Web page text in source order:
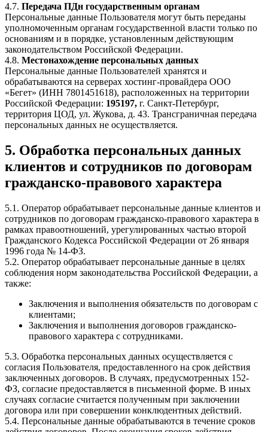
4.7. Передача ПДн государственным органам
Персональные данные Пользователя могут быть переданы
уполномоченным органам государственной власти только по
основаниям и в порядке, установленным действующим
законодательством Российской Федерации.
4.8. Местонахождение персональных данных
Персональные данные Пользователей хранятся и
обрабатываются на серверах хостинг-провайдера ООО
«Бегет» (ИНН 7801451618), расположенных на территории
Российской Федерации: 195197, г. Санкт-Петербург,
территория ЦОД, ул. Жукова, д. 43. Трансграничная передача
персональных данных не осуществляется.
5. Обработка персональных данных
клиентов и сотрудников по договорам
гражданско-правового характера
5.1. Оператор обрабатывает персональные данные клиентов и
сотрудников по договорам гражданско-правового характера в
рамках правоотношений, урегулированных частью второй
Гражданского Кодекса Российской Федерации от 26 января
1996 года № 14-ФЗ.
5.2. Оператор обрабатывает персональные данные в целях
соблюдения норм законодательства Российской Федерации, а
также:
Заключения и выполнения обязательств по договорам с
клиентами;
Заключения и выполнения договоров гражданско-
правового характера с сотрудниками.
5.3. Обработка персональных данных осуществляется с
согласия Пользователя, предоставленного на срок действия
заключенных договоров. В случаях, предусмотренных 152-
ФЗ, согласие предоставляется в письменной форме. В иных
случаях согласие считается полученным при заключении
договора или при совершении конклюдентных действий.
5.4. Персональные данные обрабатываются в течение сроков